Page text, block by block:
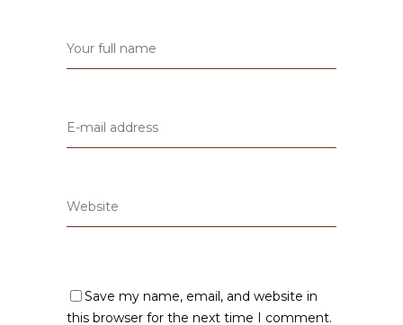
Save my name, email, and website in
this browser for the next time I comment.